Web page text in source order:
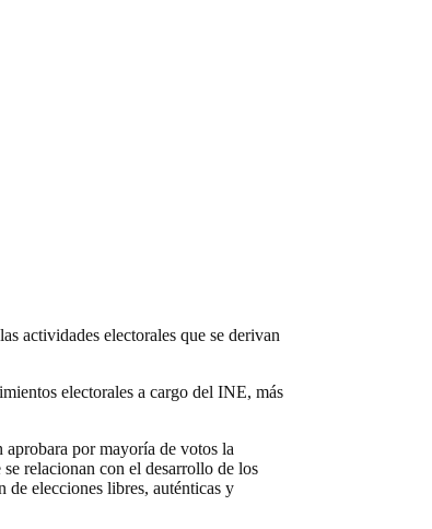
actividades electorales que se derivan
electorales a cargo del INE, más
por mayoría de votos la
relacionan con el desarrollo de los
elecciones libres, auténticas y